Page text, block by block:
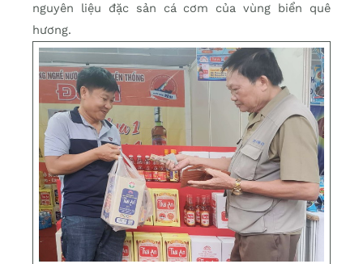
nguyên liệu đặc sản cá cơm của vùng biển quê
hương.